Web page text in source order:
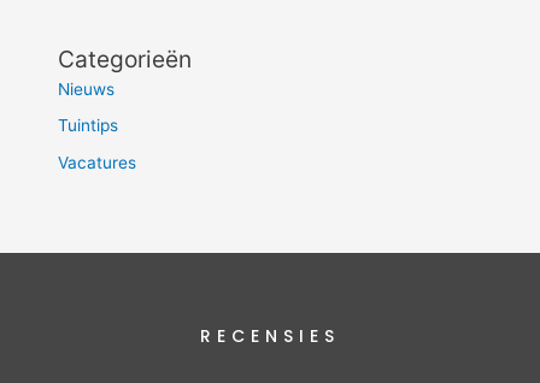
Categorieën
Nieuws
Tuintips
Vacatures
RECENSIES